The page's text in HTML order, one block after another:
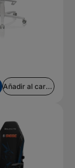
Añadir al carrito